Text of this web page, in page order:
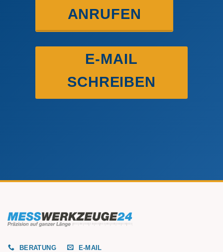
ANRUFEN
E-MAIL
SCHREIBEN
BERATUNG E-MAIL